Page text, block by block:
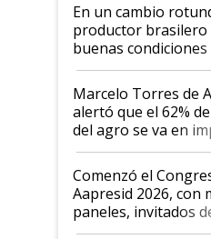
En un cambio
productor brasilero
buenas
argentino para
más motivados"
Marcelo Torres de
alertó que el 62%
del agro se va en
"No es bueno que
Argentina se sigan
las mismas cosas
años"
Comenzó el
Aapresid 2026, con
paneles, invitados
todas las tendencias